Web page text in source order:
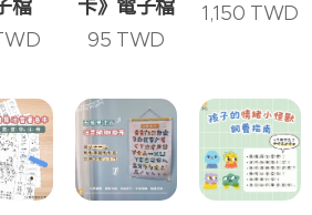
檔
卡》電子檔
95 TWD
1,150 TWD